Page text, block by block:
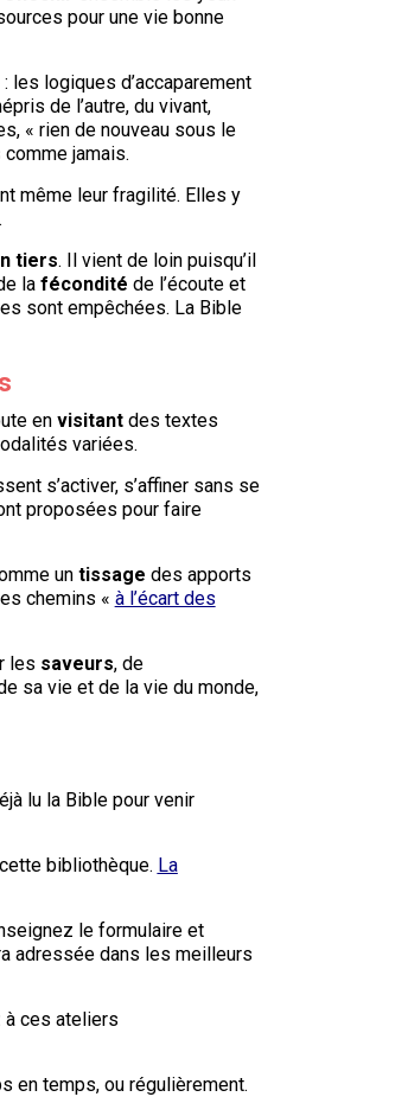
pour une vie bonne
les logiques d’accaparement
de l’autre, du vivant,
« rien de nouveau sous le
comme jamais.
même leur fragilité. Elles y
.
tiers. Il vient de loin puisqu’il
la fécondité de l’écoute et
sont empêchées. La Bible
en visitantdes textes
variées.
s’activer, s’affiner sans se
proposées pour faire
un tissage des apports
chemins « à l’écart des
les saveurs, de
sa vie et de la vie du monde,
lu la Bible pour venir
bibliothèque. La
le formulaire et
adressée dans les meilleurs
à ces ateliers
en temps, ou régulièrement.